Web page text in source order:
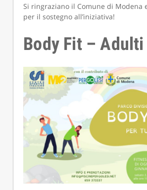
Si ringraziano il Comune di Modena
per il sostegno all’iniziativa!
Body Fit – Adulti